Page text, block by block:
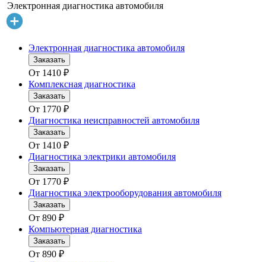
Электронная диагностика автомобиля
Электронная диагностика автомобиля
Заказать
От 1410 ₽
Комплексная диагностика
Заказать
От 1770 ₽
Диагностика неисправностей автомобиля
Заказать
От 1410 ₽
Диагностика электрики автомобиля
Заказать
От 1770 ₽
Диагностика электрооборудования автомобиля
Заказать
От 890 ₽
Компьютерная диагностика
Заказать
От 890 ₽